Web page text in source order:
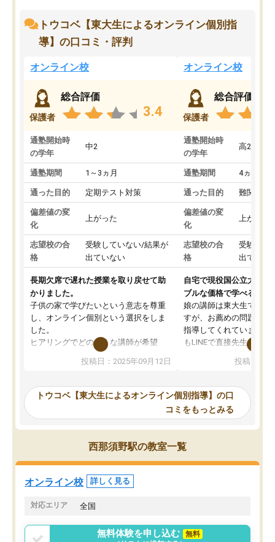
トウコベ【東大生によるオンライン個別指
導】の口コミ・評判
オンライン校
保護者
総合評価
3.4
通塾開始時
の学年
中2
通塾期間 1～3ヵ月
通った目的 定期テスト対策
偏差値の変
化
上がった
志望校の合
格
受験していない/結果が
出ていない
長期欠席で遅れた授業を取り戻せて助
かりました。
子供の家で学びたいという意志を尊重
し、オンライン個別という選択をしま
した。
ヒアリングでどのような講師が希望
か、オプションは付帯するかなど選ぶ
事が出来ました。
ーティングを行い、その講師で良いか
見てから講師を決定する事ができま
す。
うちの子は、初回面談の講師の方で決
オンラインツールを使用した単語帳の
共有があり宿題もそちらで出される形
でした。
言う事で講師変更の申し出があり、あ
まりに短期での変更だった為、塾に通
投稿日：2025年09月12日
オンライン校
保護者
総合評価
通塾開始時
の学年
高2
通塾期間 4ヵ月～1
通った目的 難関私立
偏差値の変
化
上がった
志望校の合
格
受験して
出ていな
自宅で現役国公立大学生
ブルな価格で学べる
娘の講師は東大生では無
すが、お薦めの問題集や
指導してくれています。
もLINEで直接先生に質問
めれるので、個人に合
いなのがあり(有料)、受
ことをどんなスケジュー
くか相談したのですが、
ち期待したものではなく
内容でした。それでも明
やる気も出ましたし、苦
くなってきたようなので
投稿日：
トウコベ【東大生によるオンライン個別指導】の口
コミをもっとみる
西那須野駅の教室一覧
オンライン校 詳しく見る
対応エリア 全国
無料体験を申し込む
無料